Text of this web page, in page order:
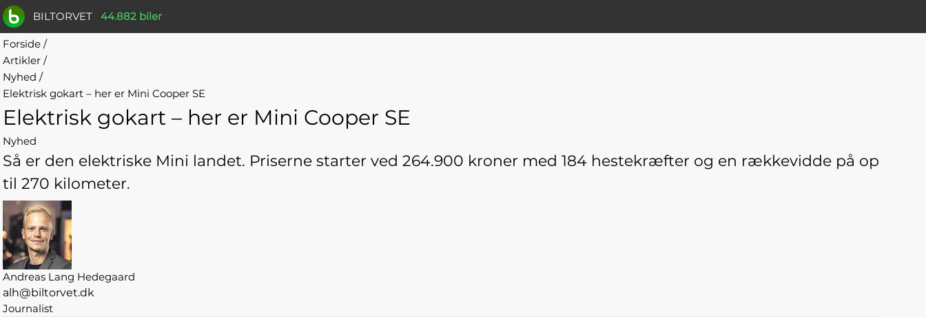
BILTORVET 44.882 biler
Forside /
Artikler /
Nyhed /
Elektrisk gokart – her er Mini Cooper SE
Elektrisk gokart – her er Mini Cooper SE
Nyhed
Så er den elektriske Mini landet. Priserne starter ved 264.900 kroner med 184 hestekræfter og en rækkevidde på op
til 270 kilometer.
Andreas Lang Hedegaard
alh@biltorvet.dk
Journalist